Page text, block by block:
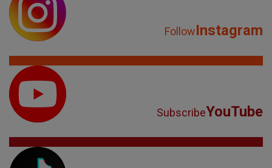
FollowInstagram
SubscribeYouTube